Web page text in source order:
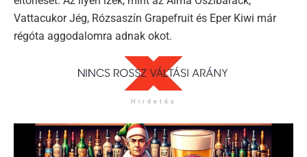
Vattacukor Jég, Rózsaszín Grapefruit és Eper Kiwi már
régóta aggodalomra adnak okot.
Hirdetés